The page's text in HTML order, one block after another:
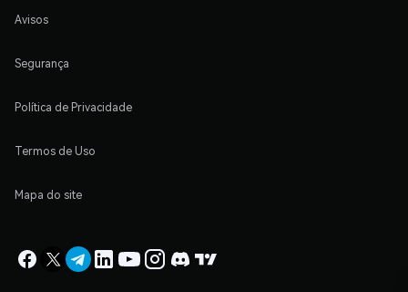
Avisos
Segurança
Política de Privacidade
Termos de Uso
Mapa do site